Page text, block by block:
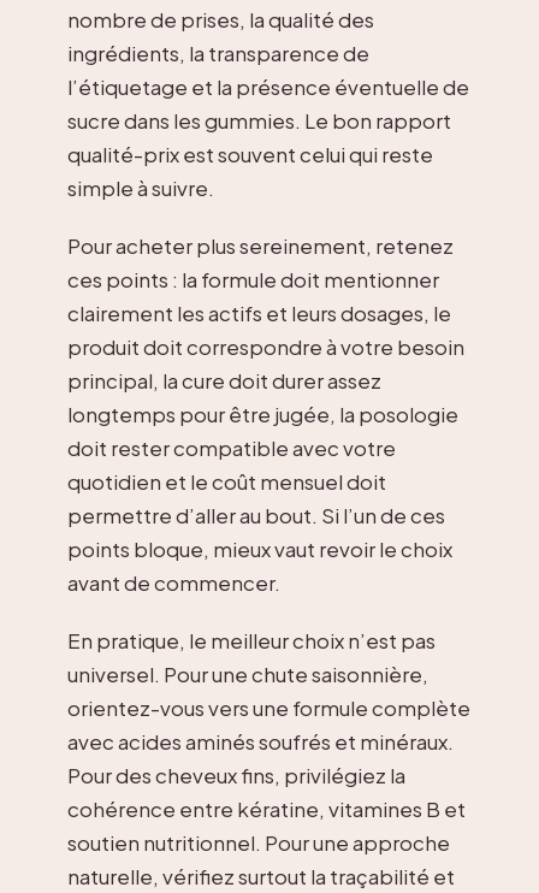
nombre de prises, la qualité des
ingrédients, la transparence de
l’étiquetage et la présence éventuelle de
sucre dans les gummies. Le bon rapport
qualité-prix est souvent celui qui reste
simple à suivre.
Pour acheter plus sereinement, retenez
ces points : la formule doit mentionner
clairement les actifs et leurs dosages, le
produit doit correspondre à votre besoin
principal, la cure doit durer assez
longtemps pour être jugée, la posologie
doit rester compatible avec votre
quotidien et le coût mensuel doit
permettre d’aller au bout. Si l’un de ces
points bloque, mieux vaut revoir le choix
avant de commencer.
En pratique, le meilleur choix n’est pas
universel. Pour une chute saisonnière,
orientez-vous vers une formule complète
avec acides aminés soufrés et minéraux.
Pour des cheveux fins, privilégiez la
cohérence entre kératine, vitamines B et
soutien nutritionnel. Pour une approche
naturelle, vérifiez surtout la traçabilité et